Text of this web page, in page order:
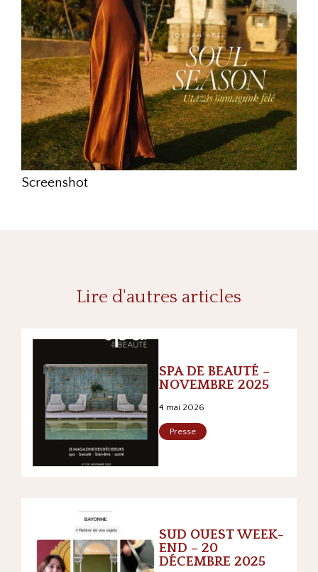
Screenshot
Lire d'autres articles
SPA DE BEAUTÉ –
NOVEMBRE 2025
4 mai 2026
Presse
SUD OUEST WEEK-
END – 20
DÉCEMBRE 2025